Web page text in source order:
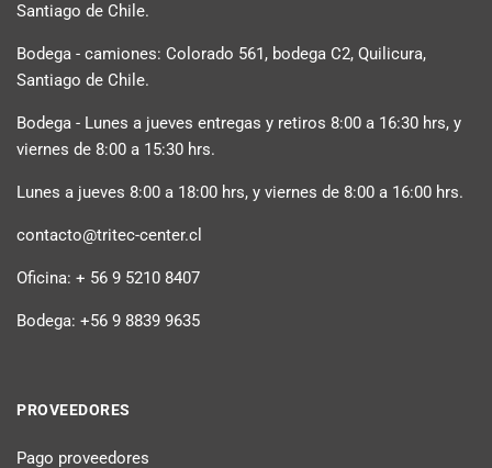
Santiago de Chile.
Bodega - camiones: Colorado 561, bodega C2, Quilicura,
Santiago de Chile.
Bodega - Lunes a jueves entregas y retiros 8:00 a 16:30 hrs, y
viernes de 8:00 a 15:30 hrs.
Lunes a jueves 8:00 a 18:00 hrs, y viernes de 8:00 a 16:00 hrs.
contacto@tritec-center.cl
Oficina: + 56 9 5210 8407
Bodega: +56 9 8839 9635
PROVEEDORES
Pago proveedores